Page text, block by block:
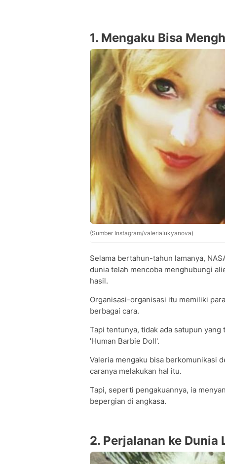
1. Mengaku Bisa
(Sumber Instagram/valerialukyanova)
Selama bertahun-tahun lamanya,
dunia telah mencoba menghubungi
hasil.
Organisasi-organisasi itu memiliki
berbagai cara.
Tapi tentunya, tidak ada satupun
'Human Barbie Doll'.
Valeria mengaku bisa berkomunikasi
caranya melakukan hal itu.
Tapi, seperti pengakuannya, ia
bepergian di angkasa.
2. Perjalanan ke Dunia